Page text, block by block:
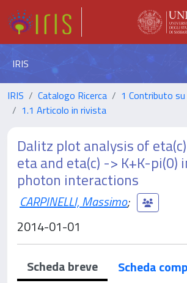
IRIS
IRIS Catalogo Ricerca
1 Contributo
1.1 Articolo in rivista
Dalitz plot analysis of
eta and eta(c) -> K+K-pi(0)
photon interactions
CARPINELLI, Massimo;
2014-01-01
Scheda breve
Scheda